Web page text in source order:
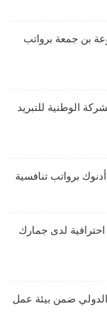
بن جمعة برواتب
الوطنية للتبريد
برواتب تنافسية
لدى جمارك
ضمن بيئة عمل